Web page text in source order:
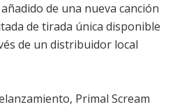
de una nueva canción
de tirada única disponible
de un distribuidor local
Primal Scream